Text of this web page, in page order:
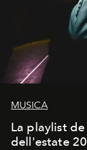
MUSICA
La playlist
dell'estate